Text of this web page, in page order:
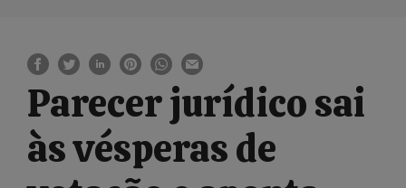
Parecer jurídico sai
às vésperas de